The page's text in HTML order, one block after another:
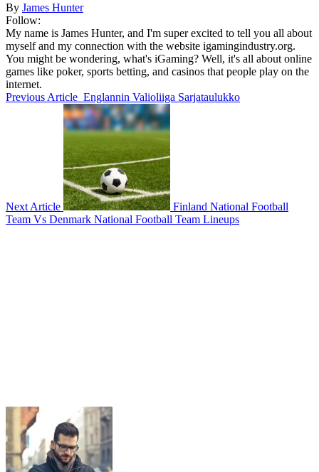
By James Hunter
Follow:
My name is James Hunter, and I'm super excited to tell you all about
myself and my connection with the website igamingindustry.org.
You might be wondering, what's iGaming? Well, it's all about online
games like poker, sports betting, and casinos that people play on the
internet.
Previous Article Englannin Valioliiga Sarjataulukko
Next Article
Finland National Football
Team Vs Denmark National Football Team Lineups